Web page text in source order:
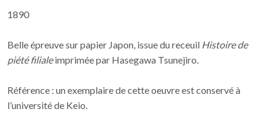
1890
Belle épreuve sur papier Japon, issue du receuil Histoire de
piété filialeimprimée par Hasegawa Tsunejiro.
Référence : un exemplaire de cette oeuvre est conservé à
l’université de Keio.